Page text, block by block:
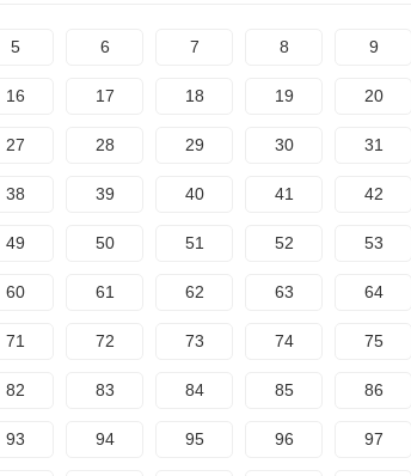
5 6 7 8 9
16 17 18 19 20
27 28 29 30 31
38 39 40 41 42
49 50 51 52 53
60 61 62 63 64
71 72 73 74 75
82 83 84 85 86
93 94 95 96 97